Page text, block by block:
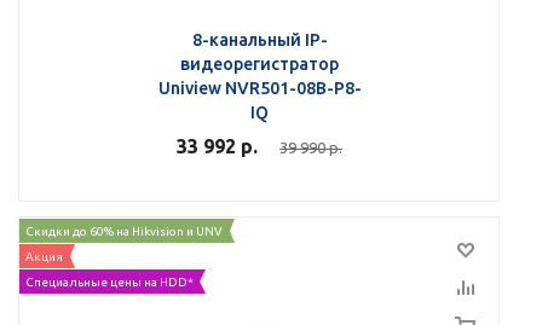
8-канальный IP-
видеорегистратор
Uniview NVR501-08B-P8-
IQ
33 992 р. 39 990р.
Скидки до 60% на Hikvision и UNV
Акция
Специальные цены на HDD*